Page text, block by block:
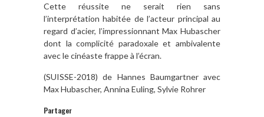
Cette réussite ne serait rien sans
l’interprétation habitée de l’acteur principal au
regard d’acier, l’impressionnant Max Hubascher
dont la complicité paradoxale et ambivalente
avec le cinéaste frappe à l’écran.
(SUISSE-2018) de Hannes Baumgartner avec
Max Hubascher, Annina Euling, Sylvie Rohrer
Partager